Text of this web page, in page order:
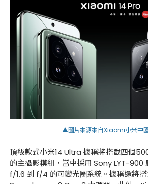
▲圖片來源來自Xiaomi小米中
頂級款式小米14 Ultra 據稱將搭載四個
的主攝影模組，當中採用 Sony LYT-900
f/1.6 到 f/4 的可變光圈系統。據稱還將